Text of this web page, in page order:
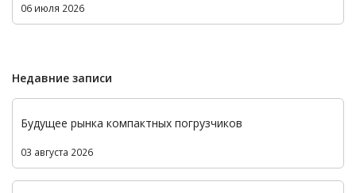
06 июля 2026
Недавние записи
Будущее рынка компактных погрузчиков
03 августа 2026